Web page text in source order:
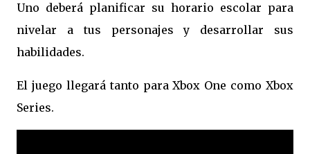
Uno deberá planificar su horario escolar para
nivelar a tus personajes y desarrollar sus
habilidades.
El juego llegará tanto para Xbox One como Xbox
Series.